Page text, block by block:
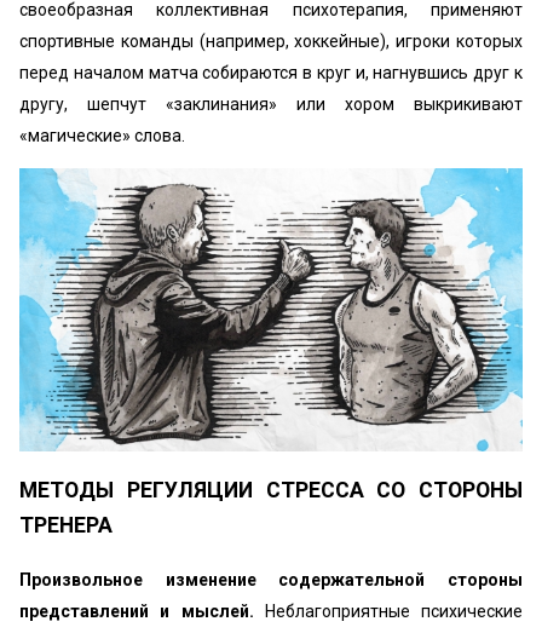
своеобразная коллективная психотерапия, применяют
спортивные команды (например, хоккейные), игроки которых
перед началом матча собираются в круг и, нагнувшись друг к
другу, шепчут «заклинания» или хором выкрикивают
«магические» слова.
МЕТОДЫ РЕГУЛЯЦИИ СТРЕССА СО СТОРОНЫ
ТРЕНЕРА
Произвольное изменение содержательной стороны
представлений и мыслей. Неблагоприятные психические